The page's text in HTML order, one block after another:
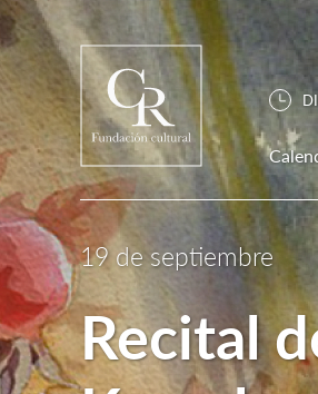
19 de septiembre
Recital